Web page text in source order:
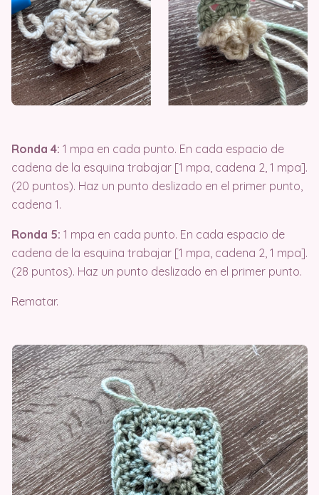
Ronda 4: 1 mpa en cada punto. En cada espacio de
cadena de la esquina trabajar [1 mpa, cadena 2, 1 mpa].
(20 puntos). Haz un punto deslizado en el primer punto,
cadena 1.
Ronda 5: 1 mpa en cada punto. En cada espacio de
cadena de la esquina trabajar [1 mpa, cadena 2, 1 mpa].
(28 puntos). Haz un punto deslizado en el primer punto.
Rematar.